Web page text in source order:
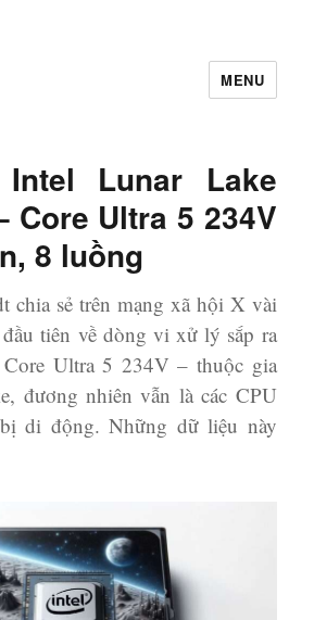
MENU
Lunar Lake
Core Ultra 5 234V
8 luồng
chia sẻ trên mạng xã hội X vài
tiên về dòng vi xử lý sắp ra
Ultra 5 234V – thuộc gia
đương nhiên vẫn là các CPU
di động. Những dữ liệu này